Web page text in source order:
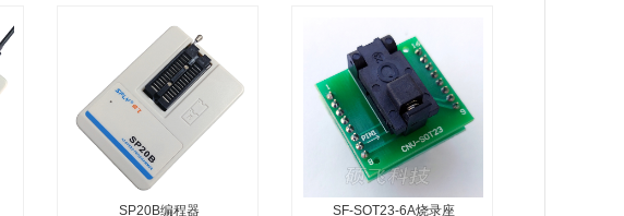
SP20B编程器 SF-SOT23-6A烧录座